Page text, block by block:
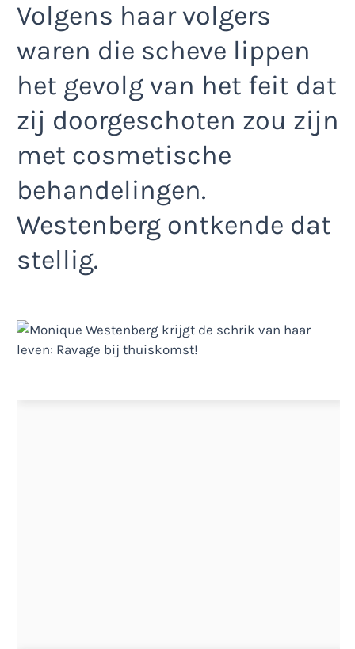
Volgens haar volgers
waren die scheve lippen
het gevolg van het feit dat
zij doorgeschoten zou zijn
met cosmetische
behandelingen.
Westenberg ontkende dat
stellig.